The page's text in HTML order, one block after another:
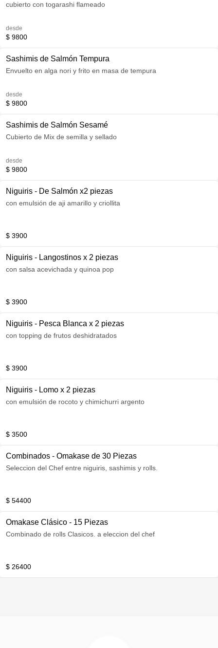
cubierto con togarashi flameado
desde
$ 9800
Sashimis de Salmón Tempura
Envuelto en alga nori y frito en masa de tempura
desde
$ 9800
Sashimis de Salmón Sesamé
Cubierto de Mix de semilla y sellado
desde
$ 9800
Niguiris - De Salmón x2 piezas
con emulsión de aji amarillo y criollita
$ 3900
Niguiris - Langostinos x 2 piezas
con salsa acevichada y quinoa pop
$ 3900
Niguiris - Pesca Blanca x 2 piezas
con topping de frutos deshidratados
$ 3900
Niguiris - Lomo x 2 piezas
con emulsión de rocoto y chimichurri argento
$ 3500
Combinados - Omakase de 30 Piezas
Seleccion del Chef entre niguiris, sashimis y rolls.
$ 54400
Omakase Clásico - 15 Piezas
Combinado de rolls Clasicos. a eleccion del chef
$ 26400